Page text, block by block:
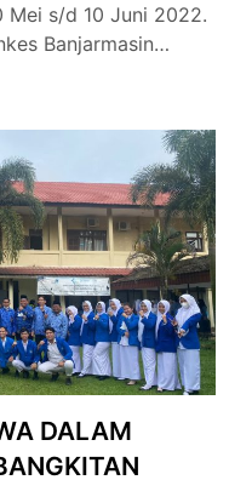
s/d 10 Juni 2022.
Banjarmasin…
DALAM